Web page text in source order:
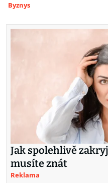
Byznys
Jak spolehlivě
musíte znát
Reklama